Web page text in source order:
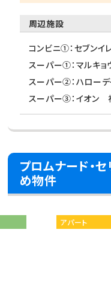
周辺施設
コンビニ①：セブン
スーパー①：マル
スーパー②：ハロ
スーパー③：イオ
プロムナード・
め物件
アパート